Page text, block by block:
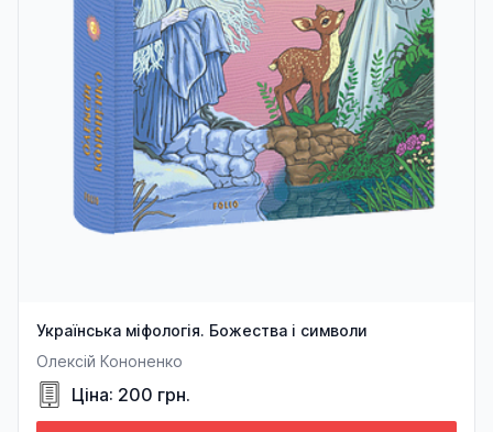
Українська міфологія. Божества і символи
Олексій Кононенко
Ціна: 200 грн.